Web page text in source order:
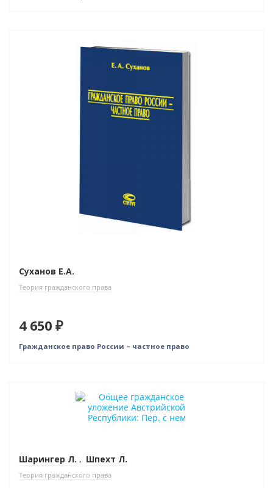
Суханов Е.А.
Теория гражданского права
4 650 ₽
Гражданское право России – частное право
Индивидуальный подход
Шарингер Л. , Шпехт Л.
Теория гражданского права